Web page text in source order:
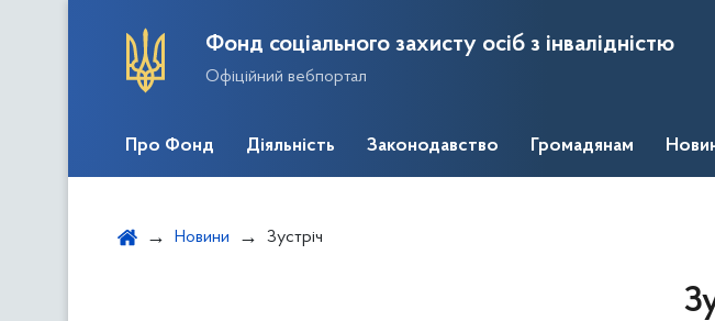
Фонд соціального захисту осіб з інвалідністю
Офіційний вебпортал
Про Фонд Діяльність Законодавство Громадянам
Новини Зустріч